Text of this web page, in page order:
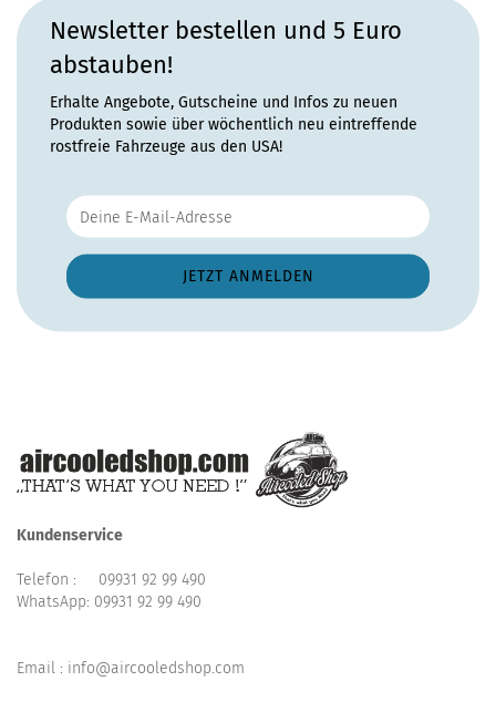
Newsletter bestellen und 5 Euro
abstauben!
Erhalte Angebote, Gutscheine und Infos zu neuen
Produkten sowie über wöchentlich neu eintreffende
rostfreie Fahrzeuge aus den USA!
Kundenservice
Telefon : 09931 92 99 490
WhatsApp: 09931 92 99 490
Email : info@aircooledshop.com